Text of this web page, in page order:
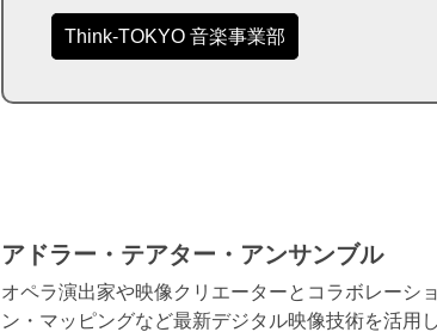
Think-TOKYO 音楽事業部
アドラー・テアター・アンサンブル
オペラ演出家や映像クリエーターとコラボレーシ
ン・マッピングなど最新デジタル映像技術を活用